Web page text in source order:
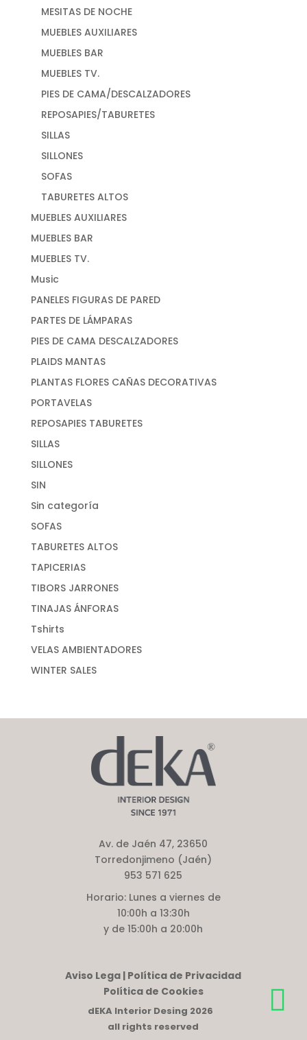
MESITAS DE NOCHE
MUEBLES AUXILIARES
MUEBLES BAR
MUEBLES TV.
PIES DE CAMA/DESCALZADORES
REPOSAPIES/TABURETES
SILLAS
SILLONES
SOFAS
TABURETES ALTOS
MUEBLES AUXILIARES
MUEBLES BAR
MUEBLES TV.
Music
PANELES FIGURAS DE PARED
PARTES DE LÁMPARAS
PIES DE CAMA DESCALZADORES
PLAIDS MANTAS
PLANTAS FLORES CAÑAS DECORATIVAS
PORTAVELAS
REPOSAPIES TABURETES
SILLAS
SILLONES
SIN
Sin categoría
SOFAS
TABURETES ALTOS
TAPICERIAS
TIBORS JARRONES
TINAJAS ÁNFORAS
Tshirts
VELAS AMBIENTADORES
WINTER SALES
Av. de Jaén 47, 23650
Torredonjimeno (Jaén)
953 571 625
Horario:Lunes a viernes de
10:00h a 13:30h
y de 15:00h a 20:00h
Aviso Lega | Política de Privacidad
Política de Cookies
dEKA Interior Desing 2026
all rights reserved